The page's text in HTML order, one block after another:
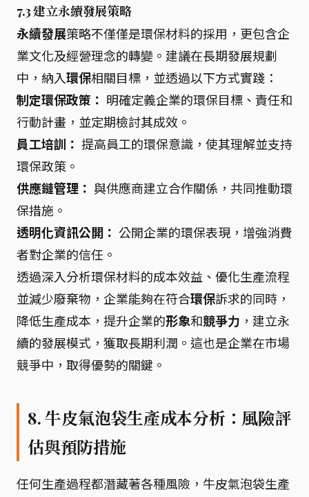
7.3 建立永續發展策略
永續發展策略不僅僅是環保材料的採用，更包含企
業文化及經營理念的轉變。建議在長期發展規劃
中，納入環保相關目標，並透過以下方式實踐：
制定環保政策： 明確定義企業的環保目標、責任和
行動計畫，並定期檢討其成效。
員工培訓： 提高員工的環保意識，使其理解並支持
環保政策。
供應鏈管理： 與供應商建立合作關係，共同推動環
保措施。
透明化資訊公開： 公開企業的環保表現，增強消費
者對企業的信任。
透過深入分析環保材料的成本效益、優化生產流程
並減少廢棄物，企業能夠在符合環保訴求的同時，
降低生產成本，提升企業的形象和競爭力 ，建立永
續的發展模式，獲取長期利潤。這也是企業在市場
競爭中，取得優勢的關鍵。
8. 牛皮氣泡袋生產成本分析：風險評
估與預防措施
任何生產過程都潛藏著各種風險，牛皮氣泡袋生產